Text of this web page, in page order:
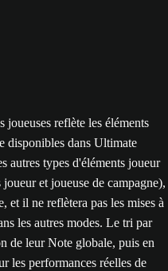
joueuses reflète les éléments
disponibles dans Ultimate
autres types d'éléments joueur
et joueuse de campagne),
et il ne reflètera pas les mises à
les autres modes. Le tri par
de leur Note globale, puis en
les performances réelles de